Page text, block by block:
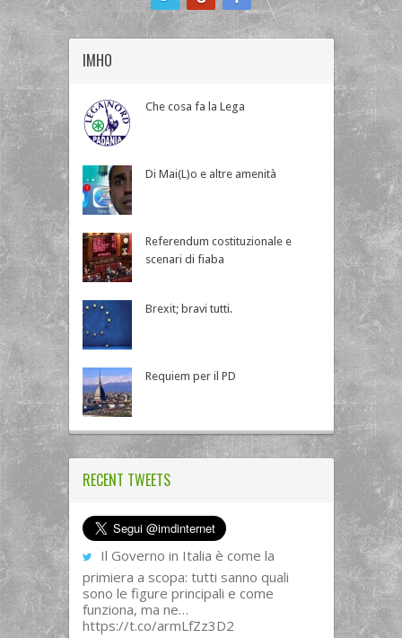
IMHO
Che cosa fa la Lega
Di Mai(L)o e altre amenità
Referendum costituzionale e
scenari di fiaba
Brexit; bravi tutti.
Requiem per il PD
RECENT TWEETS
Il Governo in Italia è come la
primiera a scopa: tutti sanno quali
sono le figure principali e come
funziona, ma ne…
https://t.co/armLfZz3D2